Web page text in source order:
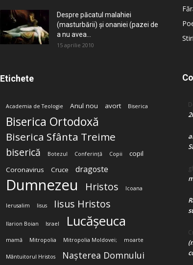
Despre păcatul malahiei
(masturbării) şi onaniei (pazei de
a nu avea...
15 aprilie 2010
Etichete
Academia de Teologie Anul nou avort Biserica
Biserica Ortodoxă
Biserica Sfânta Treime
biserică Botezul Conferință Copii
copil
Coronavirus
Cruce dragoste
Dumnezeu Hristos Icoana
Ierusalim Iisus Iisus Hristos
Ilarion Boian Israel Lucășeuca
mamă Mitropolia Mitropolia Moldovei; moarte
Mântuitorul Hristos Nașterea Domnului